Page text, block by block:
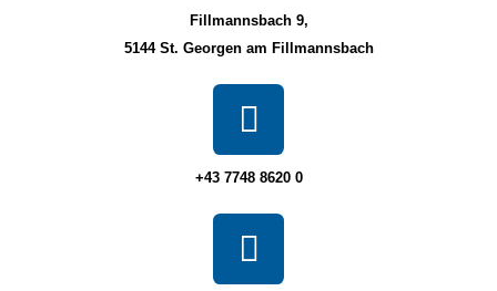
Fillmannsbach 9,
5144 St. Georgen am Fillmannsbach
+43 7748 8620 0